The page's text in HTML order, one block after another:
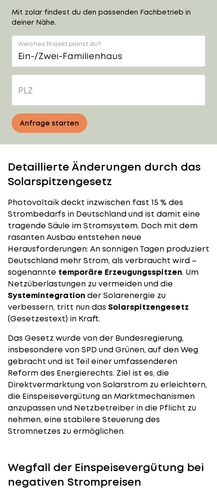
Mit zolar findest du den passenden Fachbetrieb in
deiner Nähe.
Welches Projekt planst du?
Ein-/Zwei-Familienhaus
Anfrage starten
Detaillierte Änderungen durch das
Solarspitzengesetz
Photovoltaik deckt inzwischen fast 15 % des
Strombedarfs in Deutschland und ist damit eine
tragende Säule im Stromsystem. Doch mit dem
rasanten Ausbau entstehen neue
Herausforderungen: An sonnigen Tagen produziert
Deutschland mehr Strom, als verbraucht wird –
sogenannte temporäre Erzeugungsspitzen. Um
Netzüberlastungen zu vermeiden und die
Systemintegration der Solarenergie zu
verbessern, tritt nun das Solarspitzengesetz
(Gesetzestext) in Kraft.
Das Gesetz wurde von der Bundesregierung,
insbesondere von SPD und Grünen, auf den Weg
gebracht und ist Teil einer umfassenderen
Reform des Energierechts. Ziel ist es, die
Direktvermarktung von Solarstrom zu erleichtern,
die Einspeisevergütung an Marktmechanismen
anzupassen und Netzbetreiber in die Pflicht zu
nehmen, eine stabilere Steuerung des
Stromnetzes zu ermöglichen.
Wegfall der Einspeisevergütung bei
negativen Strompreisen